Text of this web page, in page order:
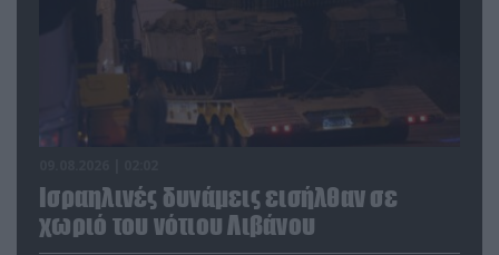
Ισραηλινές δυνάμεις εισήλθαν σε
χωριό του νότιου Λιβάνου